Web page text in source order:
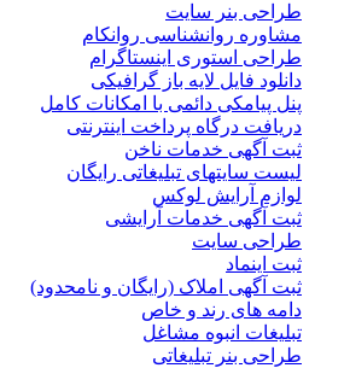
طراحی بنر سایت
مشاوره روانشناسی روانکام
طراحی استوری اینستاگرام
دانلود فایل لایه باز گرافیکی
پنل پیامکی دائمی با امکانات کامل
دریافت درگاه پرداخت اینترنتی
ثبت آگهی خدمات ناخن
لیست سایتهای تبلیغاتی رایگان
لوازم آرایش لوکس
ثبت آگهی خدمات آرایشی
طراحی سایت
ثبت اینماد
ثبت آگهی املاک (رایگان و نامحدود)
دامه های رند و خاص
تبلیغات انبوه مشاغل
طراحی بنر تبلیغاتی